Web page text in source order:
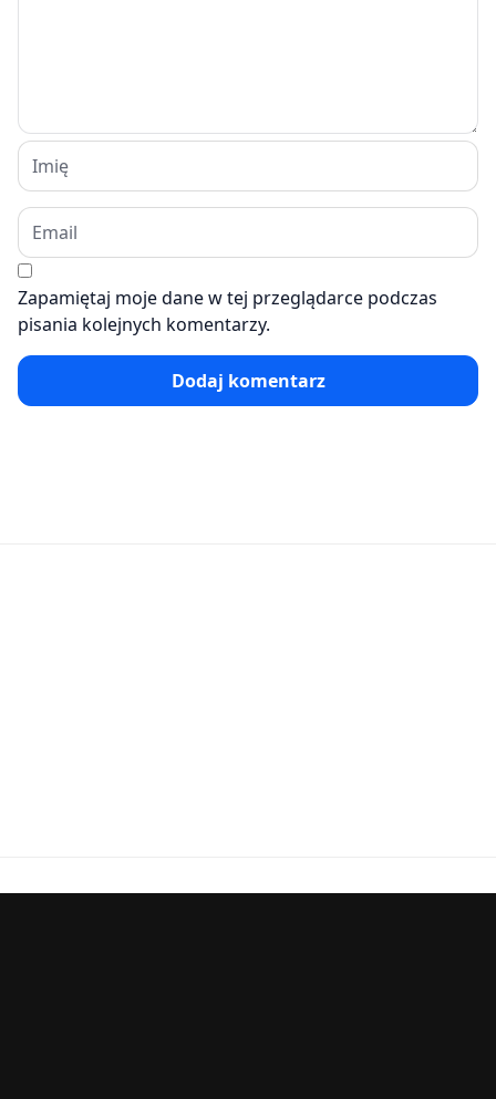
Zapamiętaj moje dane w tej przeglądarce podczas
pisania kolejnych komentarzy.
Dodaj komentarz